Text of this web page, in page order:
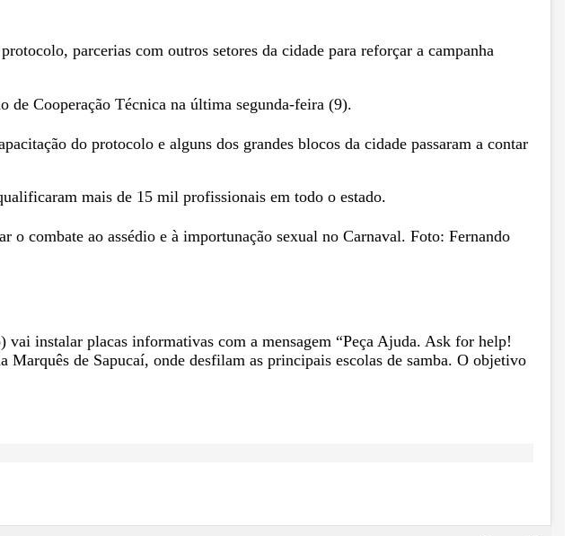
parcerias com outros setores da cidade para reforçar a campanha
de Cooperação Técnica na última segunda-feira (9).
do protocolo e alguns dos grandes blocos da cidade passaram a contar
mais de 15 mil profissionais em todo o estado.
o combate ao assédio e à importunação sexual no Carnaval. Foto: Fernando
instalar placas informativas com a mensagem “Peça Ajuda. Ask for help!
de Sapucaí, onde desfilam as principais escolas de samba. O objetivo